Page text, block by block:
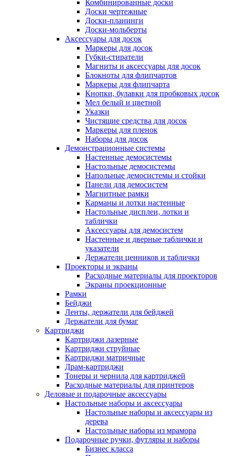
Комбинированные доски
Доски чертежные
Доски-планинги
Доски-мольберты
Аксессуары для досок
Маркеры для досок
Губки-стиратели
Магниты и аксессуары для досок
Блокноты для флипчартов
Маркеры для флипчарта
Кнопки, булавки для пробковых досок
Мел белый и цветной
Указки
Чистящие средства для досок
Маркеры для пленок
Наборы для досок
Демонстрационные системы
Настенные демосистемы
Настольные демосистемы
Напольные демосистемы и стойки
Панели для демосистем
Магнитные рамки
Карманы и лотки настенные
Настольные дисплеи, лотки и
таблички
Аксессуары для демосистем
Настенные и дверные таблички и
указатели
Держатели ценников и таблички
Проекторы и экраны
Расходные материалы для проекторов
Экраны проекционные
Рамки
Бейджи
Ленты, держатели для бейджей
Держатели для бумаг
Картриджи
Картриджи лазерные
Картриджи струйные
Картриджи матричные
Драм-картриджи
Тонеры и чернила для картриджей
Расходные материалы для принтеров
Деловые и подарочные аксессуары
Настольные наборы и аксессуары
Настольные наборы и аксессуары из
дерева
Настольные наборы из мрамора
Подарочные ручки, футляры и наборы
Бизнес класса